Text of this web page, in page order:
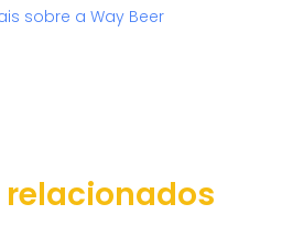
sobre a Way Beer
relacionados